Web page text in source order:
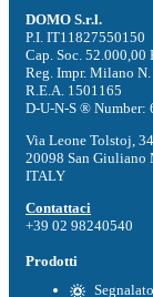
DOMO S.r.l.
P.I. IT11827550150
Cap. Soc. 52.000,00
Reg. Impr. Milano
R.E.A. 1501165
D-U-N-S ® Number:
Via Leone Tolstoj, 34
20098 San Giuliano
ITALY
Contattaci
+39 02 98240540
Prodotti